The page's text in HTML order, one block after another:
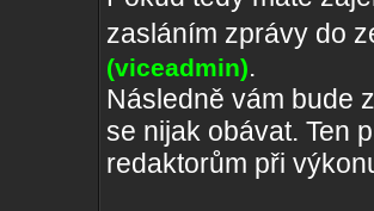
zasláním zprávy do
(viceadmin).
Následně vám bude
se nijak obávat. Ten
redaktorům při